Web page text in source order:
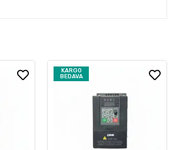
KARGO
BEDAVA